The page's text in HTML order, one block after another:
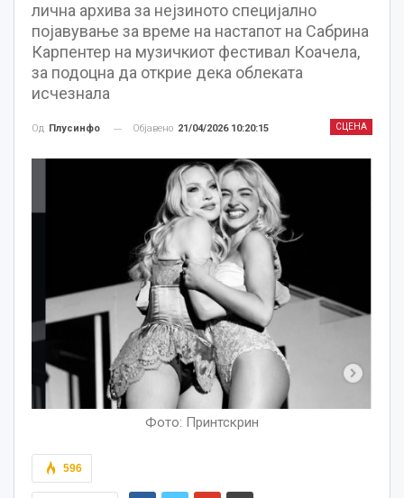
лична архива за нејзиното специјално
појавување за време на настапот на Сабрина
Карпентер на музичкиот фестивал Коачела,
за подоцна да открие дека облеката
исчезнала
СЦЕНА
Од Плусинфо Објавено 21/04/2026 10:20:15
Фото: Принтскрин
596